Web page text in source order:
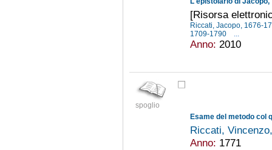
[Risorsa
Riccati, Jacopo, 1676-
1709-1790
...
Anno: 2010
spoglio
Riccati,
Anno: 1771